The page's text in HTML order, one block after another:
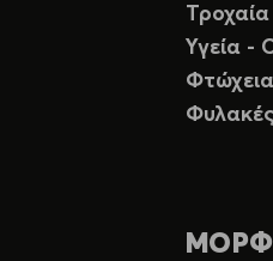
Τροχαία
Υγεία -
Φτώχεια